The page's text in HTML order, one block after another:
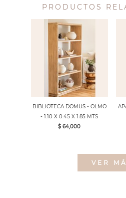
PRODUCTOS
BIBLIOTECA DOMUS - OLMO
- 1.10 X 0.45 X 1.85 MTS
$ 64,000
VER